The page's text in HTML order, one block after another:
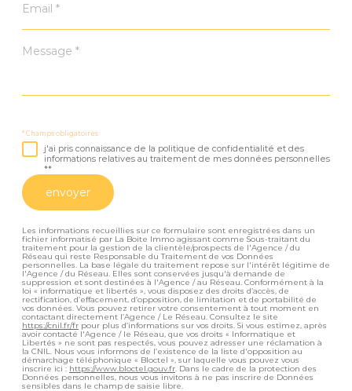
*
Message
* Champs obligatoires
j'ai pris connaissance de la politique de confidentialité et des
informations relatives au traitement de mes données personnelles
**
envoyer
Les informations recueillies sur ce formulaire sont enregistrées dans un
fichier informatisé par La Boite Immo agissant comme Sous-traitant du
traitement pour la gestion de la clientèle/prospects de l'Agence / du
Réseau qui reste Responsable du Traitement de vos Données
personnelles. La base légale du traitement repose sur l'intérêt légitime de
l'Agence / du Réseau. Elles sont conservées jusqu'à demande de
suppression et sont destinées à l'Agence / au Réseau. Conformément à la
loi « informatique et libertés », vous disposez des droits d’accès, de
rectification, d’effacement, d’opposition, de limitation et de portabilité de
vos données. Vous pouvez retirer votre consentement à tout moment en
contactant directement l’Agence / Le Réseau. Consultez le site
https://cnil.fr/fr pour plus d’informations sur vos droits. Si vous estimez, après
avoir contacté l'Agence / le Réseau, que vos droits « Informatique et
Libertés » ne sont pas respectés, vous pouvez adresser une réclamation à
la CNIL. Nous vous informons de l’existence de la liste d'opposition au
démarchage téléphonique « Bloctel », sur laquelle vous pouvez vous
inscrire ici : https://www.bloctel.gouv.fr . Dans le cadre de la protection des
Données personnelles, nous vous invitons à ne pas inscrire de Données
sensibles dans le champ de saisie libre.